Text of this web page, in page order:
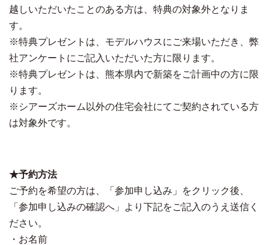
越しいただいたことのある方は、特典の対象外となりま
す。
※特典プレゼントは、モデルハウスにご来場いただき、弊
社アンケートにご記入いただいた方に限ります。
※特典プレゼントは、熊本県内で新築をご計画中の方に限
ります。
※シアーズホーム以外の住宅会社にてご契約されている方
は対象外です。
★予約方法
ご予約を希望の方は、「参加申し込み」をクリック後、
「参加申し込みの確認へ」より下記をご記入のうえ送信く
ださい。
・お名前